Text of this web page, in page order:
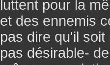
luttent pour la
et des ennemis
pas dire qu'il
pas désirable-